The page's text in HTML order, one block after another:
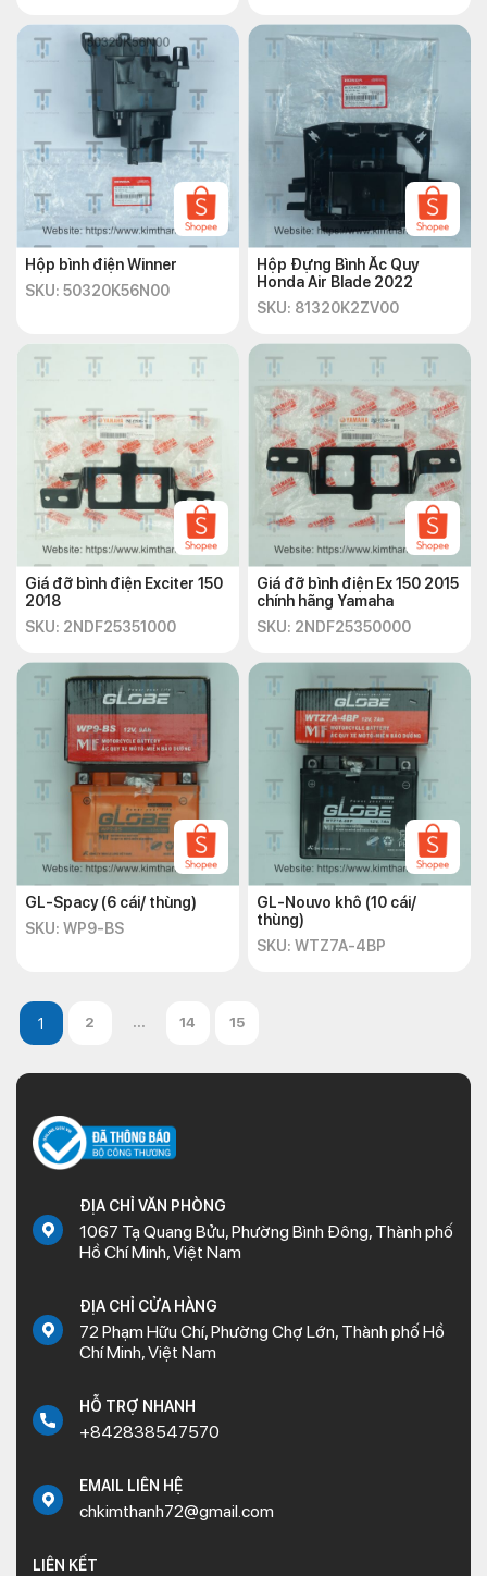
Hộp bình điện Winner
SKU: 50320K56N00
Hộp Đựng Bình Ắc Quy
Honda Air Blade 2022
SKU: 81320K2ZV00
Giá đỡ bình điện Exciter 150
2018
SKU: 2NDF25351000
Giá đỡ bình điện Ex 150 2015
chính hãng Yamaha
SKU: 2NDF25350000
GL-Spacy (6 cái/ thùng)
SKU: WP9-BS
GL-Nouvo khô (10 cái/
thùng)
SKU: WTZ7A-4BP
2 ... 14 15
ĐỊA CHỈ VĂN PHÒNG
1067 Tạ Quang Bửu, Phường Bình Đông, Thành phố
Hồ Chí Minh, Việt Nam
ĐỊA CHỈ CỬA HÀNG
72 Phạm Hữu Chí, Phường Chợ Lớn, Thành phố Hồ
Chí Minh, Việt Nam
HỖ TRỢ NHANH
+842838547570
EMAIL LIÊN HỆ
chkimthanh72@gmail.com
LIÊN KẾT